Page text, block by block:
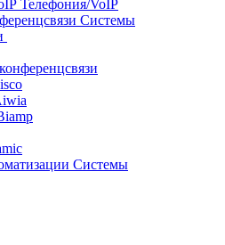
Телефония/VoIP
Системы
Системы